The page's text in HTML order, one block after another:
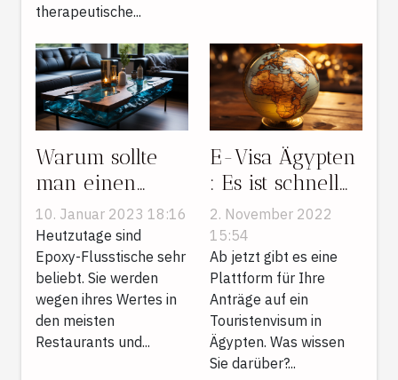
therapeutische...
Warum sollte
man einen
Flusstisch aus
Epoxidharz in
seinem Zimmer
aufstellen ?
10. Januar 2023 18:16
Heutzutage sind
Epoxy-Flusstische sehr
beliebt. Sie werden
wegen ihres Wertes in
den meisten
Restaurants und...
E-Visa Ägypten
: Es ist schnell
und einfach! Es
ist soweit!
Besuchen Sie
Ägypten ohne
Protokoll
2. November 2022
15:54
Ab jetzt gibt es eine
Plattform für Ihre
Anträge auf ein
Touristenvisum in
Ägypten. Was wissen
Sie darüber?...